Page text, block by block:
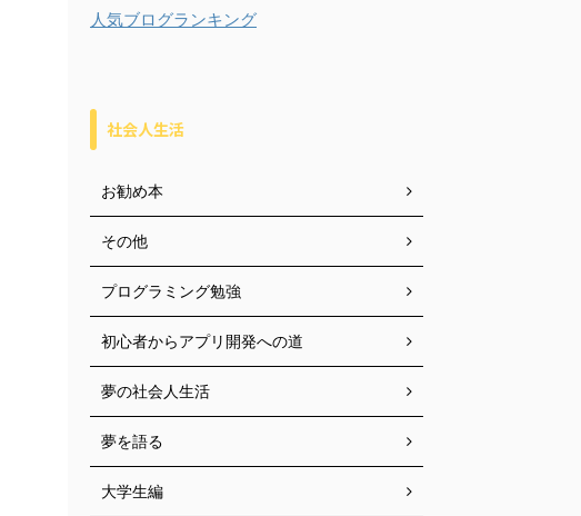
人気ブログランキング
社会人生活
お勧め本
その他
プログラミング勉強
初心者からアプリ開発への道
夢の社会人生活
夢を語る
大学生編